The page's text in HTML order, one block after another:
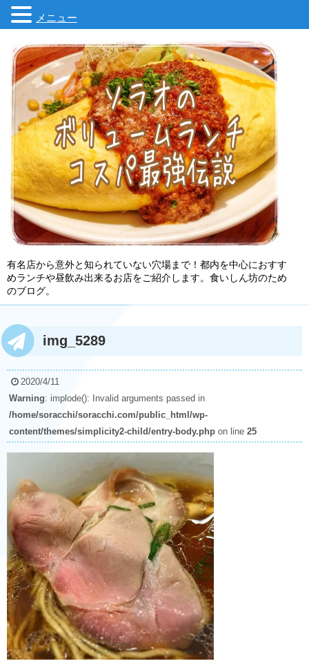
有名店から意外と知られていない穴場まで！都内を中心におすす
めランチや昼飲み出来るお店をご紹介します。食いしん坊のため
のブログ。
img_5289
2020/4/11
Warning: implode(): Invalid arguments passed in
/home/soracchi/soracchi.com/public_html/wp-
content/themes/simplicity2-child/entry-body.php on line 25
メニュー